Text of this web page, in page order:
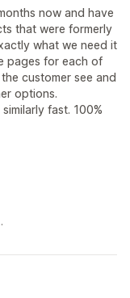
now and have
that were formerly
what we need it
pages for each of
customer see and
options.
fast. 100%